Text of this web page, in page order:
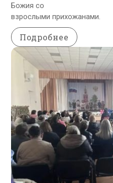
Божия со
взрослыми прихожанами.
Подробнее